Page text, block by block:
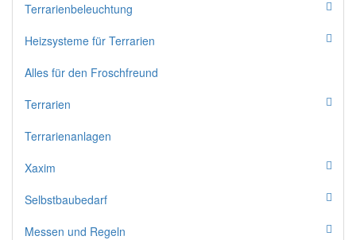
Terrarienbeleuchtung
Heizsysteme für Terrarien
Alles für den Froschfreund
Terrarien
Terrarienanlagen
Xaxim
Selbstbaubedarf
Messen und Regeln